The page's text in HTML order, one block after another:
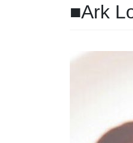
■Ark